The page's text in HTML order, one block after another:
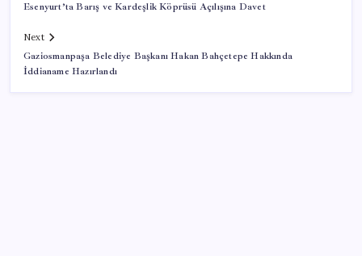
Esenyurt’ta Barış ve Kardeşlik Köprüsü Açılışına Davet
Next
Gaziosmanpaşa Belediye Başkanı Hakan Bahçetepe Hakkında
İddianame Hazırlandı